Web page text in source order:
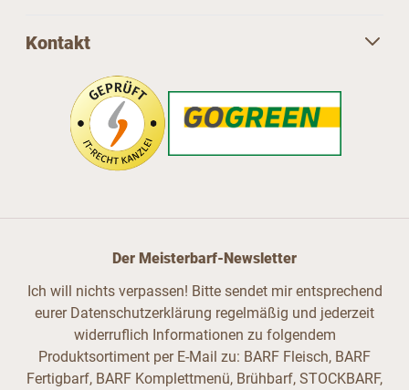
Kontakt
Der Meisterbarf-Newsletter
Ich will nichts verpassen! Bitte sendet mir entsprechend
eurer Datenschutzerklärung regelmäßig und jederzeit
widerruflich Informationen zu folgendem
Produktsortiment per E-Mail zu: BARF Fleisch, BARF
Fertigbarf, BARF Komplettmenü, Brühbarf, STOCKBARF,